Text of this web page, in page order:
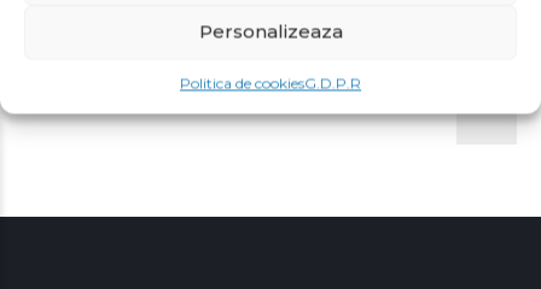
Personalizeaza
Politica de cookiesG.D.P.R
URMATORUL